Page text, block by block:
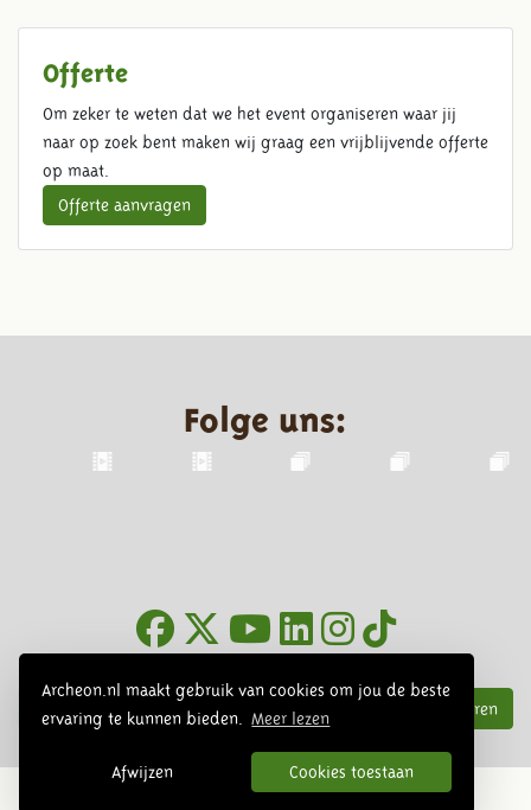
Archeon.nl maakt gebruik van cookies om jou de beste
ervaring te kunnen bieden.
Meer lezen
Afwijzen Cookies toestaan
Offerte
Om zeker te weten dat we het event organiseren waar jij
naar op zoek bent maken wij graag een vrijblijvende offerte
op maat.
Offerte aanvragen
Folge uns:
Abonnieren